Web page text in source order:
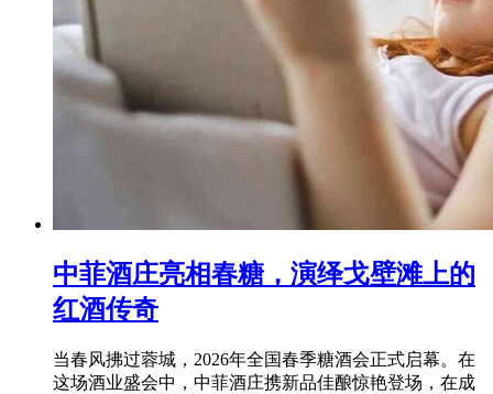
中菲酒庄亮相春糖，演绎戈壁滩上的
红酒传奇
当春风拂过蓉城，2026年全国春季糖酒会正式启幕。在
这场酒业盛会中，中菲酒庄携新品佳酿惊艳登场，在成